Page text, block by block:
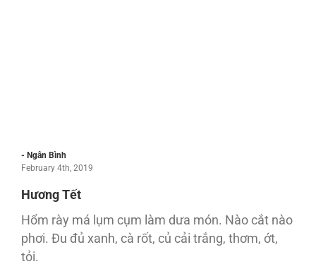
- Ngân Bình
February 4th, 2019
Hương Tết
Hổm rày má lụm cụm làm dưa món. Nào cắt nào
phơi. Ðu đủ xanh, cà rốt, củ cải trắng, thơm, ớt,
tỏi.